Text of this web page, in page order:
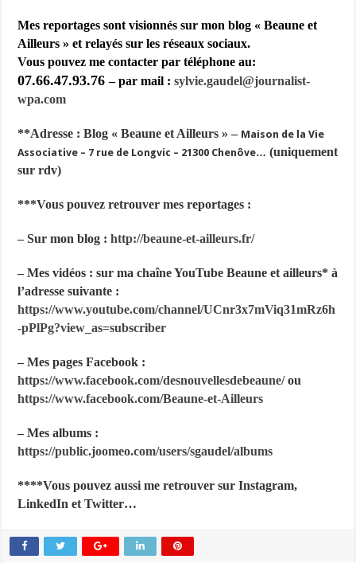
Mes reportages sont visionnés sur mon blog « Beaune et
Ailleurs » et relayés sur les réseaux sociaux.
Vous pouvez me contacter par téléphone au:
07.66.47.93.76– par mail :sylvie.gaudel@journalist-
wpa.com
**Adresse : Blog « Beaune et Ailleurs » – Maison de la Vie
Associative – 7 rue de Longvic – 21300 Chenôve… (uniquement
sur rdv)
***Vous pouvez retrouver mes reportages :
– Sur mon blog :http://beaune-et-ailleurs.fr/
– Mes vidéos : sur ma chaîne YouTube Beaune et ailleurs* à
l’adresse suivante :
https://www.youtube.com/channel/UCnr3x7mViq31mRz6h
-pPlPg?view_as=subscriber
– Mes pages Facebook :
https://www.facebook.com/desnouvellesdebeaune/ou
https://www.facebook.com/Beaune-et-Ailleurs
– Mes albums :
https://public.joomeo.com/users/sgaudel/albums
****Vous pouvez aussi me retrouver sur Instagram,
LinkedIn et Twitter…